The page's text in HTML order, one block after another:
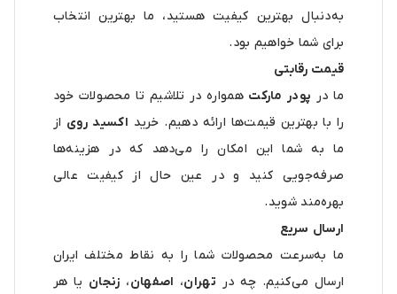
به‌دنبال بهترین کیفیت هستید، ما بهترین انتخاب
برای شما خواهیم بود.
قیمت رقابتی
ما در پودر مارکت همواره در تلاشیم تا محصولات خود
را با بهترین قیمت‌ها ارائه دهیم. خرید اکسید روی از
ما به شما این امکان را می‌دهد که در هزینه‌ها
صرفه‌جویی کنید و در عین حال از کیفیت عالی
بهره‌مند شوید.
ارسال سریع
ما به‌سرعت محصولات شما را به نقاط مختلف ایران
ارسال می‌کنیم. چه در تهران، اصفهان، زنجان یا هر